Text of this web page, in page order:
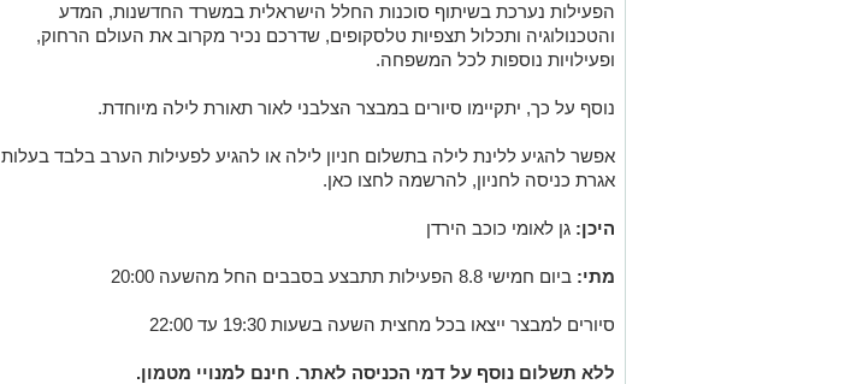
הפעילות נערכת בשיתוף סוכנות החלל הישראלית במשרד החדשנות, המדע
והטכנולוגיה ותכלול תצפיות טלסקופים, שדרכם נכיר מקרוב את העולם הרחוק,
ופעילויות נוספות לכל המשפחה.
נוסף על כך, יתקיימו סיורים במבצר הצלבני לאור תאורת לילה מיוחדת.
אפשר להגיע ללינת לילה בתשלום חניון לילה או להגיע לפעילות הערב בלבד בעלות
אגרת כניסה לחניון, להרשמה לחצו כאן.
היכן: גן לאומי כוכב הירדן
מתי: ביום חמישי 8.8 הפעילות תתבצע בסבבים החל מהשעה 20:00
סיורים למבצר ייצאו בכל מחצית השעה בשעות 19:30 עד 22:00
ללא תשלום נוסף על דמי הכניסה לאתר. חינם למנויי מטמון.